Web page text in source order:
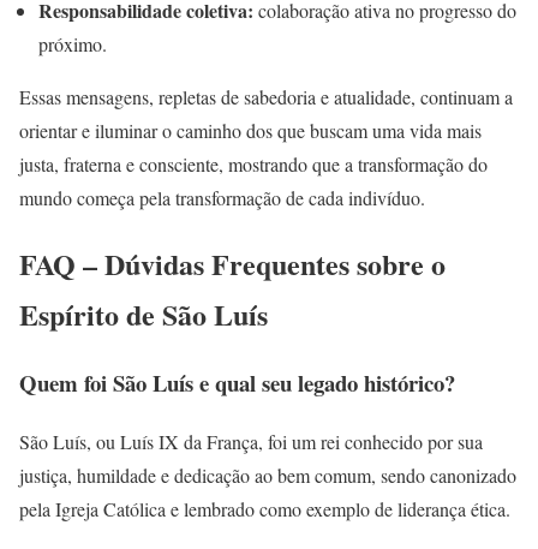
Responsabilidade coletiva: colaboração ativa no progresso do
próximo.
Essas mensagens, repletas de sabedoria e atualidade, continuam a
orientar e iluminar o caminho dos que buscam uma vida mais
justa, fraterna e consciente, mostrando que a transformação do
mundo começa pela transformação de cada indivíduo.
FAQ – Dúvidas Frequentes sobre o
Espírito de São Luís
Quem foi São Luís e qual seu legado histórico?
São Luís, ou Luís IX da França, foi um rei conhecido por sua
justiça, humildade e dedicação ao bem comum, sendo canonizado
pela Igreja Católica e lembrado como exemplo de liderança ética.